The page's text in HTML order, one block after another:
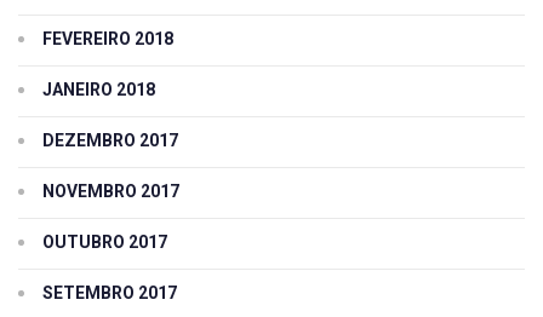
FEVEREIRO 2018
JANEIRO 2018
DEZEMBRO 2017
NOVEMBRO 2017
OUTUBRO 2017
SETEMBRO 2017